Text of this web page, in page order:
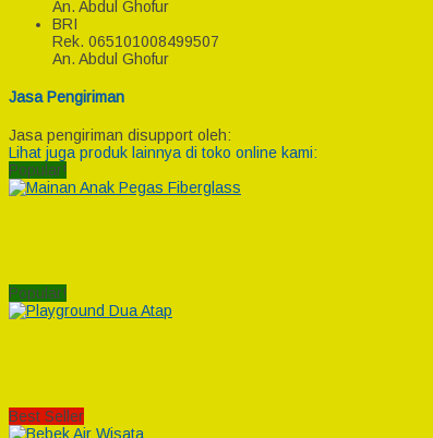
An. Abdul Ghofur
BRI
Rek. 065101008499507
An. Abdul Ghofur
Jasa Pengiriman
Jasa pengiriman disupport oleh:
Lihat juga produk lainnya di toko online kami:
Popular!
Popular!
Best Seller